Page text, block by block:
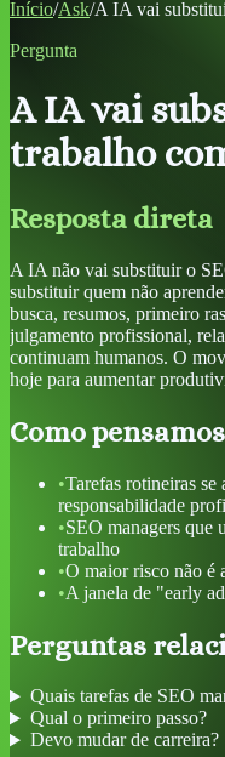
Início/Ask/A IA vai
Pergunta
A IA vai
trabalho
Resposta direta
A IA não vai substituir o
substituir quem não
busca, resumos, primeiro
julgamento profissional,
continuam humanos. O
hoje para aumentar
Como pensamos
•Tarefas rotineiras se
responsabilidade
•SEO managers que
trabalho
•O maior risco não é
•A janela de "early
Perguntas
Quais tarefas de SEO
Qual o primeiro passo?
Devo mudar de carreira?